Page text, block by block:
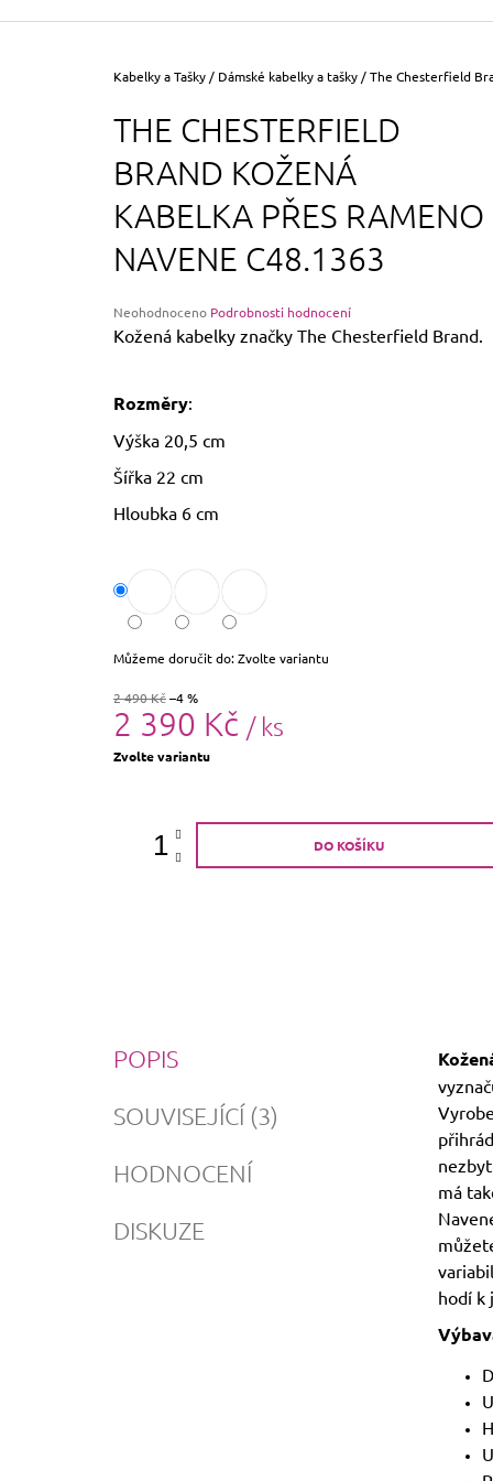
Domů
Kabelky a Tašky / Dámské kabelky a tašky /The Chesterfield
THE CHESTERFIELD
BRAND KOŽENÁ
KABELKA PŘES RAMENO
NAVENE C48.1363
Průměrné
hodnocení
z
hvězdiček.
Neohodnoceno Podrobnosti hodnocení
Kožená kabelky značky The Chesterfield Brand.
Rozměry:
Výška 20,5 cm
Šířka 22 cm
Hloubka 6 cm
Můžeme doručit do:Zvolte variantu
2 490 Kč–4 %
2 390 Kč / ks
Měrná
Zvolte variantu
DO KOŠÍKU
POPIS
SOUVISEJÍCÍ (3)
HODNOCENÍ
DISKUZE
má
hodí k